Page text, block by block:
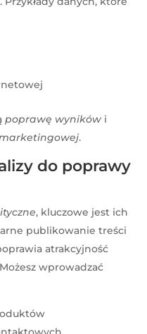
poprawę wyników i
.
do poprawy
, kluczowe jest ich
publikowanie treści
atrakcyjność
wprowadzać